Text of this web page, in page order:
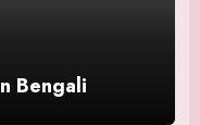
Bengali